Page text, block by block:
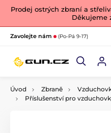
Prodej ostrých zbraní a
Děkujeme
Zavolejte nám (Po-Pá 9-17)
Úvod Zbraně
Příslušenství pro